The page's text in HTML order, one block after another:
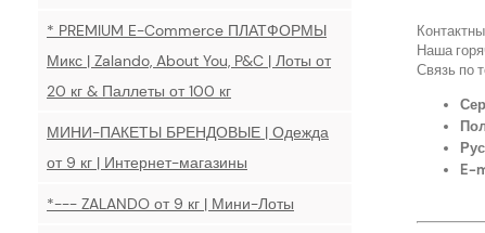
* PREMIUM E-Commerce ПЛАТФОРМЫ
Микс | Zalando, About You, P&C | Лоты от
20 кг & Паллеты от 100 кг
МИНИ-ПАКЕТЫ БРЕНДОВЫЕ | Одежда
от 9 кг | Интернет-магазины
*--- ZALANDO от 9 кг | Мини-Лоты
Наша
Связь по
E-